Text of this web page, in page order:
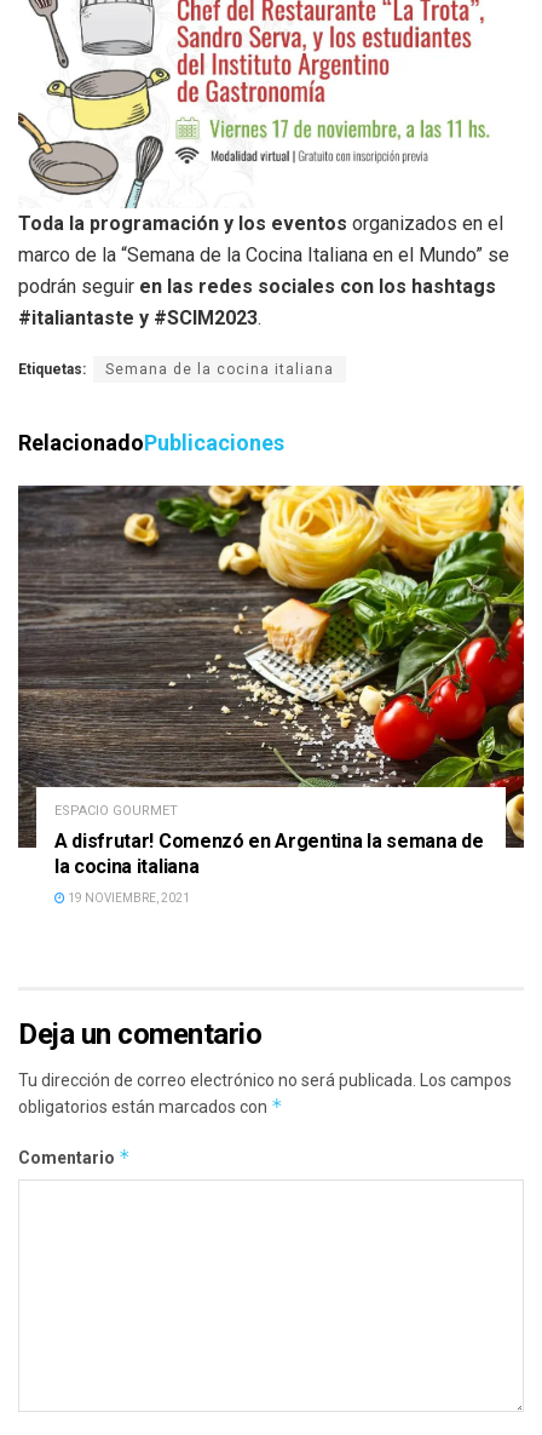
Toda la programación y los eventos organizados en el
marco de la “Semana de la Cocina Italiana en el Mundo” se
podrán seguir en las redes sociales con los hashtags
#italiantaste y #SCIM2023.
Etiquetas: Semana de la cocina italiana
RelacionadoPublicaciones
ESPACIO GOURMET
A disfrutar! Comenzó en Argentina la semana de
la cocina italiana
19 NOVIEMBRE, 2021
Deja un comentario
Tu dirección de correo electrónico no será publicada. Los campos
obligatorios están marcados con *
Comentario *